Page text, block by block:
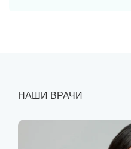
НАШИ ВРАЧИ